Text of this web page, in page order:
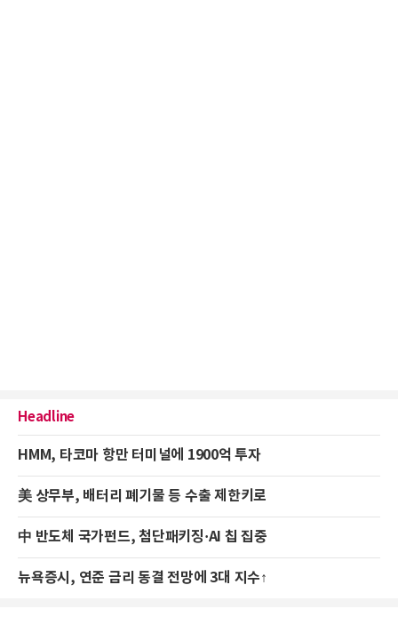
Headline
HMM, 타코마 항만 터미널에 1900억 투자
美 상무부, 배터리 폐기물 등 수출 제한키로
中 반도체 국가펀드, 첨단패키징·AI 칩 집중
뉴욕증시, 연준 금리 동결 전망에 3대 지수↑